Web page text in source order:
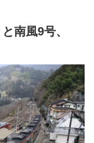
南風9号、